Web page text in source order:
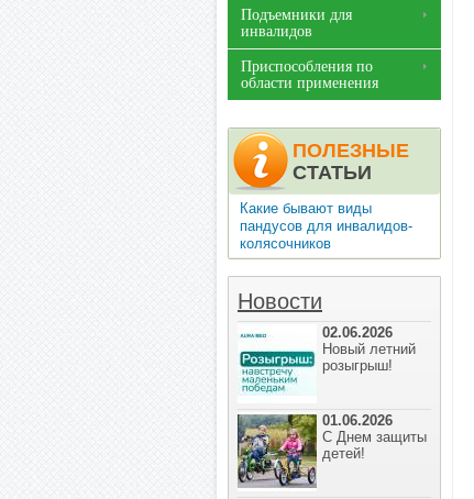
Подъемники для
инвалидов
Приспособления по
области применения
ПОЛЕЗНЫЕ
СТАТЬИ
Какие бывают виды
пандусов для инвалидов-
колясочников
Новости
02.06.2026
Новый летний
розыгрыш!
01.06.2026
С Днем защиты
детей!